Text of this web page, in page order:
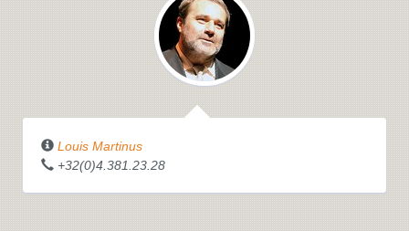
Louis Martinus
+32(0)4.381.23.28